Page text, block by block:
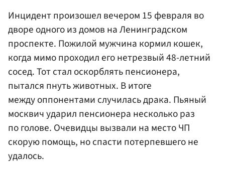
Инцидент произошел вечером 15 февраля во
дворе одного из домов на Ленинградском
проспекте. Пожилой мужчина кормил кошек,
когда мимо проходил его нетрезвый 48-летний
сосед. Тот стал оскорблять пенсионера,
пытался пнуть животных. В итоге
между оппонентами случилась драка. Пьяный
москвич ударил пенсионера несколько раз
по голове. Очевидцы вызвали на место ЧП
скорую помощь, но спасти потерпевшего не
удалось.